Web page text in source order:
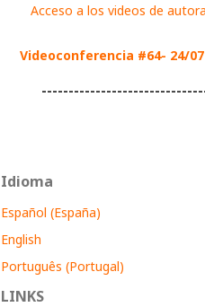
Acceso a los videos de
Videoconferencia #64- 24/
Idioma
Español (España)
English
Português (Portugal)
LINKS